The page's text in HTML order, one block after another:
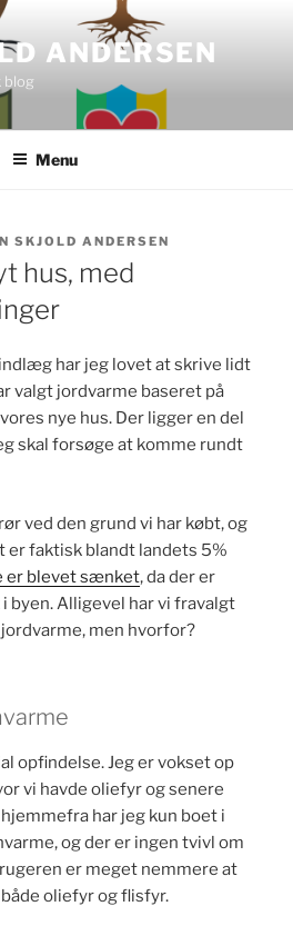
ANDERSEN
blog
Menu
SKJOLD ANDERSEN
hus, med
har jeg lovet at skrive lidt
valgt jordvarme baseret på
nye hus. Der ligger en del
skal forsøge at komme rundt
ved den grund vi har købt, og
er faktisk blandt landets 5%
er blevet sænket, da der er
byen. Alligevel har vi fravalgt
men hvorfor?
opfindelse. Jeg er vokset op
vi havde oliefyr og senere
har jeg kun boet i
og der er ingen tvivl om
er meget nemmere at
oliefyr og flisfyr.